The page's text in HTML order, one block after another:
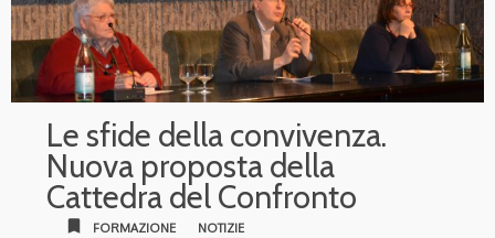
Le sfide della convivenza.
Nuova proposta della
Cattedra del Confronto
bookmark FORMAZIONE NOTIZIE